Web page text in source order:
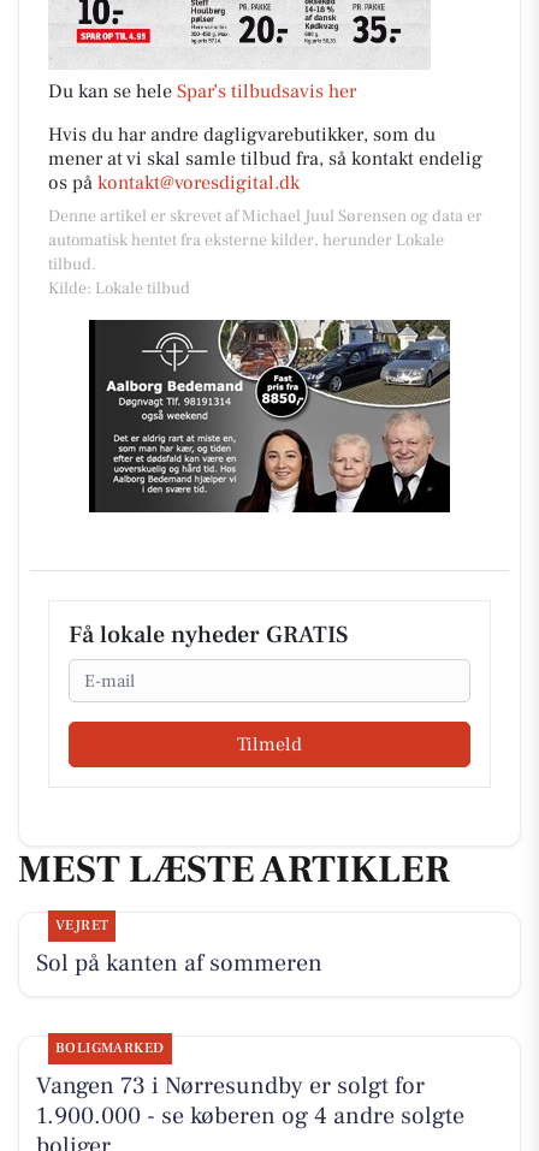
Du kan se hele Spar’s tilbudsavis her
Hvis du har andre dagligvarebutikker, som du
mener at vi skal samle tilbud fra, så kontakt endelig
os på kontakt@voresdigital.dk
Denne artikel er skrevet af Michael Juul Sørensen og data er
automatisk hentet fra eksterne kilder, herunder Lokale
tilbud.
Kilde: Lokale tilbud
Få lokale nyheder GRATIS
Email
Tilmeld
MEST LÆSTE ARTIKLER
VEJRET
Sol på kanten af sommeren
BOLIGMARKED
Vangen 73 i Nørresundby er solgt for
1.900.000 - se køberen og 4 andre solgte